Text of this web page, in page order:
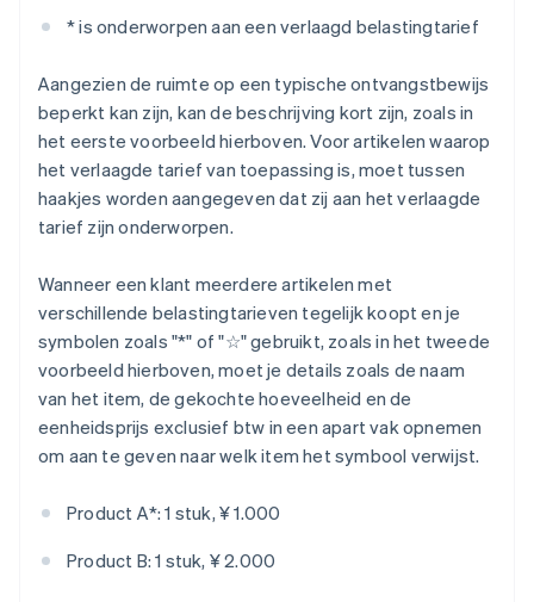
* is onderworpen aan een verlaagd belastingtarief
Aangezien de ruimte op een typische ontvangstbewijs
beperkt kan zijn, kan de beschrijving kort zijn, zoals in
het eerste voorbeeld hierboven. Voor artikelen waarop
het verlaagde tarief van toepassing is, moet tussen
haakjes worden aangegeven dat zij aan het verlaagde
tarief zijn onderworpen.
Wanneer een klant meerdere artikelen met
verschillende belastingtarieven tegelijk koopt en je
symbolen zoals "*" of "☆" gebruikt, zoals in het tweede
voorbeeld hierboven, moet je details zoals de naam
van het item, de gekochte hoeveelheid en de
eenheidsprijs exclusief btw in een apart vak opnemen
om aan te geven naar welk item het symbool verwijst.
Product A*: 1 stuk, ¥ 1.000
Product B: 1 stuk, ¥ 2.000